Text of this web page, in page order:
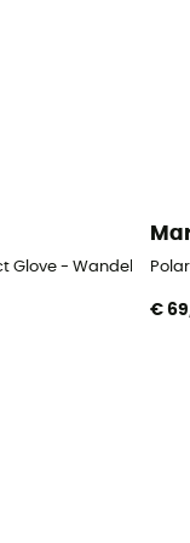
Glove -
€